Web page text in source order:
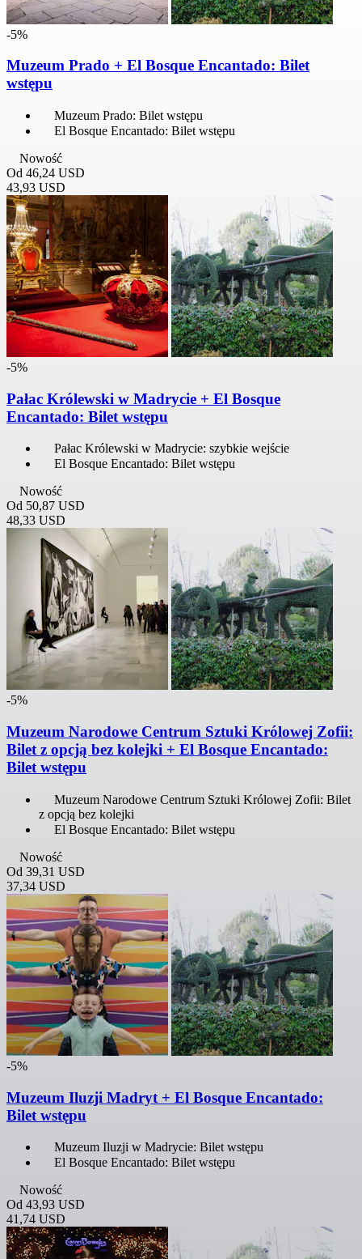
-5%
Muzeum Prado + El Bosque Encantado: Bilet
wstępu
Muzeum Prado: Bilet wstępu
El Bosque Encantado: Bilet wstępu
Nowość
Od 46,24 USD
43,93 USD
-5%
Pałac Królewski w Madrycie + El Bosque
Encantado: Bilet wstępu
Pałac Królewski w Madrycie: szybkie wejście
El Bosque Encantado: Bilet wstępu
Nowość
Od 50,87 USD
48,33 USD
-5%
Muzeum Narodowe Centrum Sztuki Królowej Zofii:
Bilet z opcją bez kolejki + El Bosque Encantado:
Bilet wstępu
Muzeum Narodowe Centrum Sztuki Królowej Zofii: Bilet
z opcją bez kolejki
El Bosque Encantado: Bilet wstępu
Nowość
Od 39,31 USD
37,34 USD
-5%
Muzeum Iluzji Madryt + El Bosque Encantado:
Bilet wstępu
Muzeum Iluzji w Madrycie: Bilet wstępu
El Bosque Encantado: Bilet wstępu
Nowość
Od 43,93 USD
41,74 USD